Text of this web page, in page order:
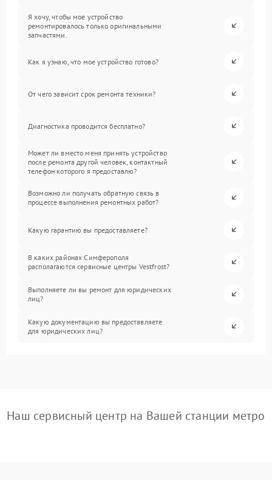
Я хочу, чтобы мое устройство
ремонтировалось только оригинальными
запчастями.
Как я узнаю, что мое устройство готово?
От чего зависит срок ремонта техники?
Диагностика проводится бесплатно?
Может ли вместо меня принять устройство
после ремонта другой человек, контактный
телефон которого я предоставлю?
Возможно ли получать обратную связь в
процессе выполнения ремонтных работ?
Какую гарантию вы предоставляете?
В каких районах Симферополя
располагаются сервисные центры Vestfrost?
Выполняете ли вы ремонт для юридических
лиц?
Какую документацию вы предоставляете
для юридических лиц?
Наш сервисный центр на Вашей станции метро